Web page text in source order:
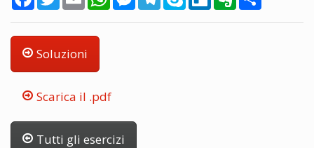
Soluzioni
Scarica il .pdf
Tutti gli esercizi